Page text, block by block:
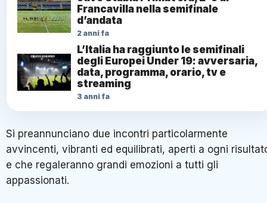
Francavilla nella semifinale
d’andata
2 anni fa
L’Italia ha raggiunto le semifinali
degli Europei Under 19: avversaria,
data, programma, orario, tv e
streaming
3 anni fa
Si preannunciano due incontri particolarmente
avvincenti, vibranti ed equilibrati, aperti a ogni
e che regaleranno grandi emozioni a tutti gli
appassionati.